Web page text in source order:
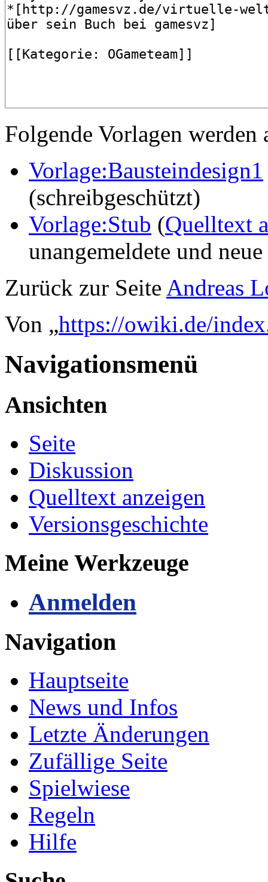
Folgende Vorlagen
Vorlage:Bausteindesign1
(schreibgeschützt)
Vorlage:Stub (Quelltext
unangemeldete und
Zurück zur Seite Andreas
Von „https://owiki.de/
Navigationsmenü
Ansichten
Seite
Diskussion
Quelltext anzeigen
Versionsgeschichte
Meine Werkzeuge
Anmelden
Navigation
Hauptseite
News und Infos
Letzte Änderungen
Zufällige Seite
Spielwiese
Regeln
Hilfe